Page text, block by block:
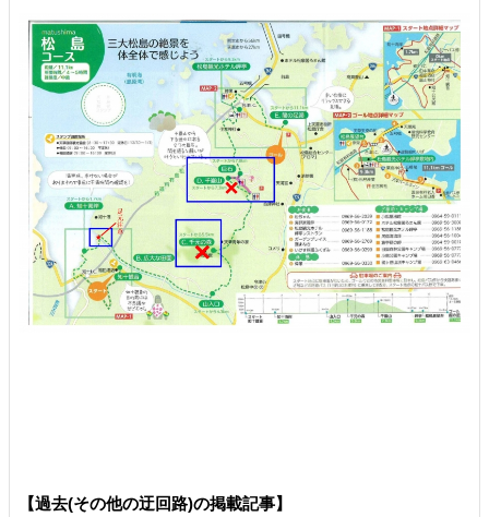
【過去(その他の迂回路)の掲載記事】